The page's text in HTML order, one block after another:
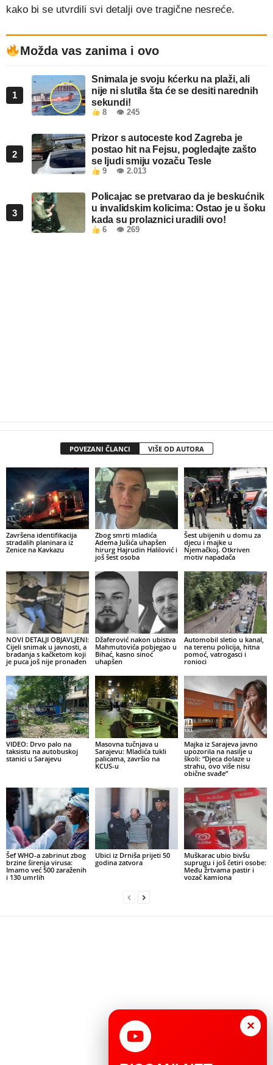
kako bi se utvrdili svi detalji ove tragične nesreće.
Možda vas zanima i ovo
1
Snimala je svoju kćerku na plaži, ali
nije ni slutila šta će se desiti narednih
sekundi!
8 👁 245
2
Prizor s autoceste kod Zagreba je
postao hit na Fejsu, pogledajte zašto
se ljudi smiju vozaču Tesle
9 👁 2.013
3
Policajac se pretvarao da je beskućnik
u invalidskim kolicima: Ostao je u šoku
kada su prolaznici uradili ovo!
6 👁 269
POVEZANI ČLANCI VIŠE OD AUTORA
Završena identifikacija
stradalih planinara iz
Zenice na Kavkazu
Zbog smrti mladića
Adema Jušića uhapšen
hirurg Hajrudin Halilović i
još šest osoba
Šest ubijenih u domu za
djecu i majke u
Njemačkoj. Otkriven
motiv napadača
NOVI DETALJI OBJAVLJENI:
Cijeli snimak u javnosti, a
bradanja s kačketom koji
je puca još nije pronađen
Džaferović nakon ubistva
Mahmutovića pobjegao u
Bihać, kasno sinoć
uhapšen
Automobil sletio u kanal,
na terenu policija, hitna
pomoć, vatrogasci i
ronioci
VIDEO: Drvo palo na
taksistu na autobuskoj
stanici u Sarajevu
Masovna tučnjava u
Sarajevu: Mladića tukli
palicama, završio na
KCUS-u
Majka iz Sarajeva javno
upozorila na nasilje u
školi: “Djeca dolaze u
strahu, ovo više nisu
obične svađe”
Šef WHO-a zabrinut zbog
brzine širenja virusa:
Imamo već 500 zaraženih
i 130 umrlih
Ubici iz Drniša prijeti 50
godina zatvora
Muškarac ubio bivšu
suprugu i još četiri osobe:
Među žrtvama pastir i
vozač kamiona
×